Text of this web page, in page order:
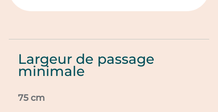
Largeur de passage
minimale
75 cm